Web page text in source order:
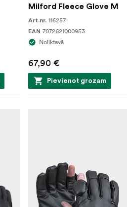
Milford Fleece Glove M
Art.nr. 116257
EAN 7072621000953
Noliktavā
67,90 €
Pievienot grozam